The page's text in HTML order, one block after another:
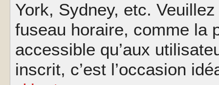
York, Sydney, etc.
fuseau horaire, comme la
accessible qu’aux
inscrit, c’est l’occasion